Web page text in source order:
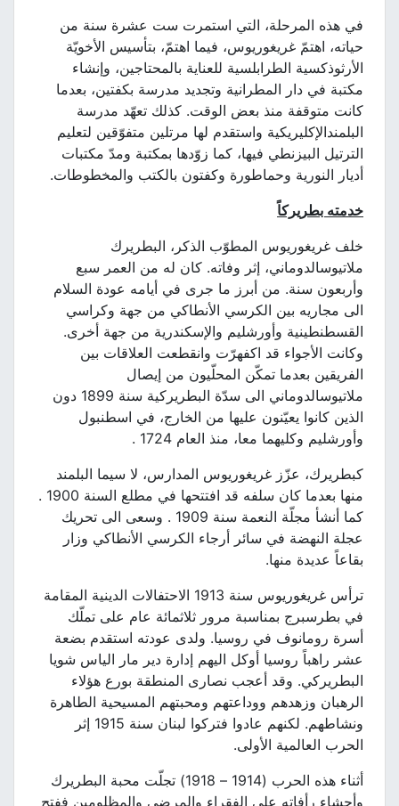
في هذه المرحلة، التي استمرت ست عشرة سنة من
حياته، اهتمّ غريغوريوس، فيما اهتمّ، بتأسيس الأخويّة
الأرثوذكسية الطرابلسية للعناية بالمحتاجين، وإنشاء
مكتبة في دار المطرانية وتجديد مدرسة بكفتين، بعدما
كانت متوقفة منذ بعض الوقت. كذلك تعهّد مدرسة
البلمندالإكليريكية واستقدم لها مرتلين متفوّقين لتعليم
الترتيل البيزنطي فيها، كما زوّدها بمكتبة ومدّ مكتبات
أديار النورية وحماطورة وكفتون بالكتب والمخطوطات.
خدمته بطريركاً
خلف غريغوريوس المطوّب الذكر، البطريرك
ملاتيوسالدوماني، إثر وفاته. كان له من العمر سبع
وأربعون سنة. من أبرز ما جرى في أيامه عودة السلام
الى مجاريه بين الكرسي الأنطاكي من جهة وكراسي
القسطنطينية وأورشليم والإسكندرية من جهة أخرى.
وكانت الأجواء قد اكفهرّت وانقطعت العلاقات بين
الفريقين بعدما تمكّن المحلّيون من إيصال
ملاتيوسالدوماني الى سدّة البطريركية سنة 1899 دون
الذين كانوا يعيّنون عليها من الخارج، في اسطنبول
وأورشليم وكليهما معا، منذ العام 1724 .
كبطريرك، عزّز غريغوريوس المدارس، لا سيما البلمند
منها بعدما كان سلفه قد افتتحها في مطلع السنة 1900 .
كما أنشأ مجلّة النعمة سنة 1909 . وسعى الى تحريك
عجلة النهضة في سائر أرجاء الكرسي الأنطاكي وزار
بقاعاً عديدة منها.
ترأس غريغوريوس سنة 1913 الاحتفالات الدينية المقامة
في بطرسبرج بمناسبة مرور ثلاثمائة عام على تملّك
أسرة رومانوف في روسيا. ولدى عودته استقدم بضعة
عشر راهباً روسيا أوكل اليهم إدارة دير مار الياس شويا
البطريركي. وقد أعجب نصارى المنطقة بورع هؤلاء
الرهبان وزهدهم ووداعتهم ومحبتهم المسيحية الطاهرة
ونشاطهم. لكنهم عادوا فتركوا لبنان سنة 1915 إثر
الحرب العالمية الأولى.
أثناء هذه الحرب (1914 – 1918) تجلّت محبة البطريرك
وأحشاء رأفاته على الفقراء والمرضى والمظلومين ففتح